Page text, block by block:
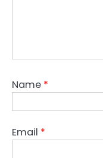
Name *
Email *